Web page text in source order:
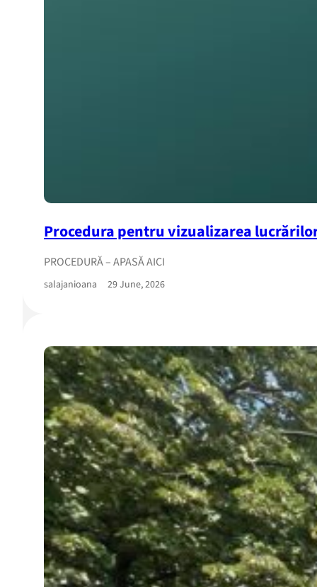
Procedura pentru vizualizarea
PROCEDURĂ – APASĂ AICI
salajanioana 29 June, 2026